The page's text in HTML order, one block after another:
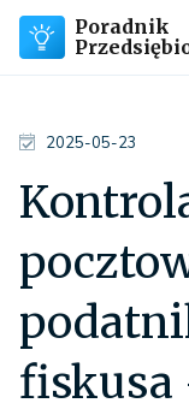
Poradnik
2025-05-23
fiskusa